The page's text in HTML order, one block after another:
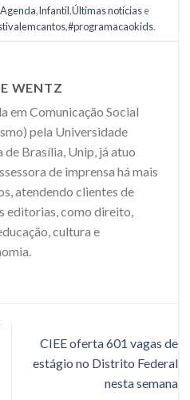
Agenda,Infantil,Últimas notíciase
,#programacaokids.
WENTZ
em Comunicação Social
pela Universidade
de Brasília, Unip, já atuo
de imprensa há mais
atendendo clientes de
editorias, como direito,
cultura e
CIEE oferta 601 vagas de
estágio no Distrito Federal
nesta semana